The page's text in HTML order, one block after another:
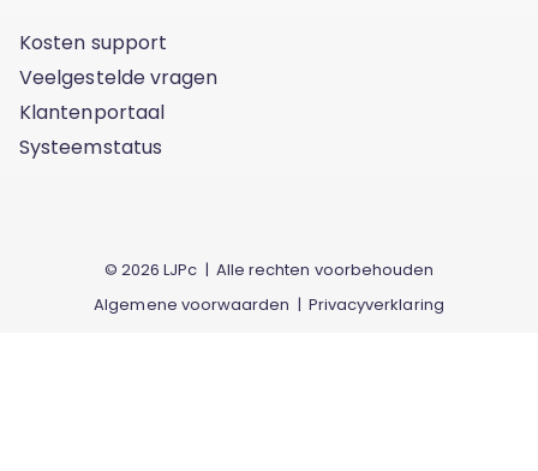
Kosten support
Veelgestelde vragen
Klantenportaal
Systeemstatus
© 2026 LJPc | Alle rechten voorbehouden
Algemene voorwaarden | Privacyverklaring